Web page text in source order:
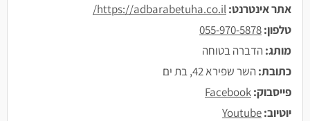
אתר אינטרנט:https://adbarabetuha.co.il/
טלפון:055-970-5878
מותג:הדברה בטוחה
כתובת:השר שפירא 42, בת ים
פייסבוק:Facebook
יוטיוב:Youtube